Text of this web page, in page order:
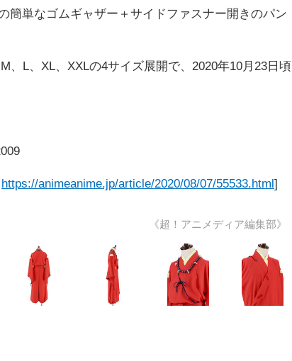
簡単なゴムギャザー＋サイドファスナー開きのパン
、L、XL、XXLの4サイズ展開で、2020年10月23日頃
https://animeanime.jp/article/2020/08/07/55533.html]
《超！アニメディア編集部》